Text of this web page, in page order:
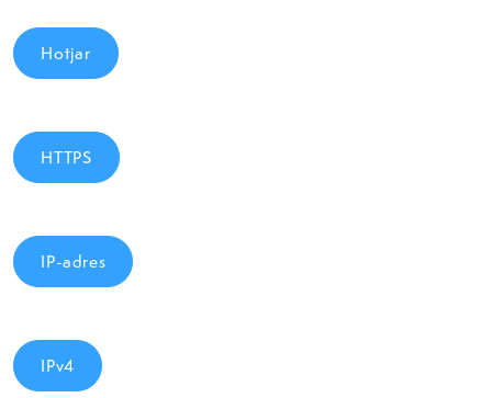
Hotjar
HTTPS
IP-adres
IPv4